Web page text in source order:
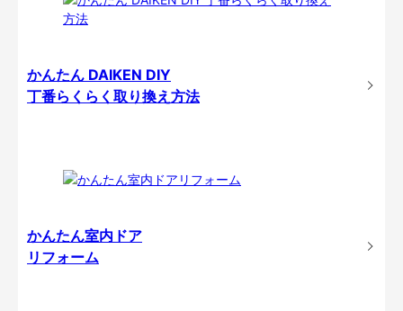
かんたん DAIKEN DIY
丁番らくらく取り換え方法
かんたん室内ドア
リフォーム